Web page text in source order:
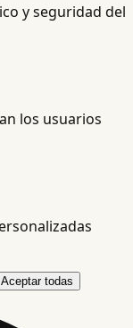
y seguridad del
los usuarios
Aceptar todas